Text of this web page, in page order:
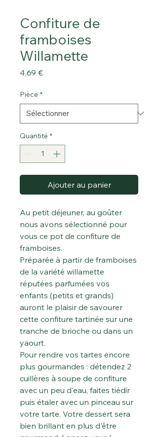
Confiture de
framboises
Willamette
4,69 €Prix
Pièce *
Quantité *
Ajouter au panier
Au petit déjeuner, au goûter
nous avons sélectionné pour
vous ce pot de confiture de
framboises.
Préparée à partir de framboises
de la variété willamette
réputées parfumées vos
enfants (petits et grands)
auront le plaisir de savourer
cette confiture tartinée sur une
tranche de brioche ou dans un
yaourt.
Pour rendre vos tartes encore
plus gourmandes : détendez 2
cuillères à soupe de confiture
avec un peu d'eau, faites tiédir
puis étaler avec un pinceau sur
votre tarte. Votre dessert sera
bien brillant en plus d'être